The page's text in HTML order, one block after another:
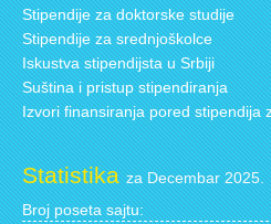
Stipendije za doktorske studije
Stipendije za srednjoškolce
Iskustva stipendijsta u Srbiji
Suština i pristup stipendiranja
Izvori finansiranja pored stipendija
Statistikaza Decembar 2025.
Broj poseta sajtu: